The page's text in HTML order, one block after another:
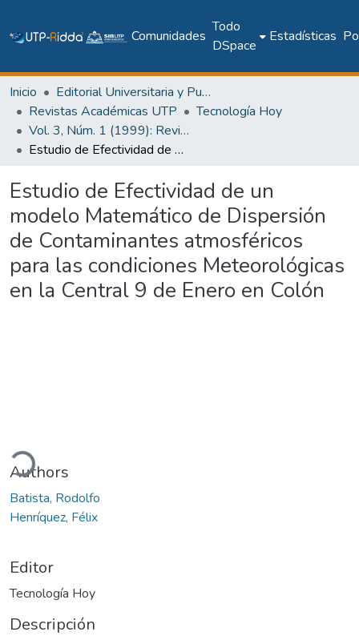
Comunidades
Todo
DSpace
Estadísticas
Inicio
Editorial Universitaria y Publicaciones Seriadas
Revistas Académicas UTP
Tecnología Hoy
Vol. 3, Núm. 1 (1999): Revista Tecnología Hoy
Estudio de Efectividad de un modelo Matemático de Dispersión de Contaminantes atmosféricos para las condiciones Meteorológicas en la Central 9 de Enero en Colón
Estudio de Efectividad de un
modelo Matemático de Dispersión
de Contaminantes atmosféricos
para las condiciones Meteorológicas
en la Central 9 de Enero en Colón
Authors
Batista, Rodolfo
Henríquez, Félix
Editor
Tecnología Hoy
Descripción